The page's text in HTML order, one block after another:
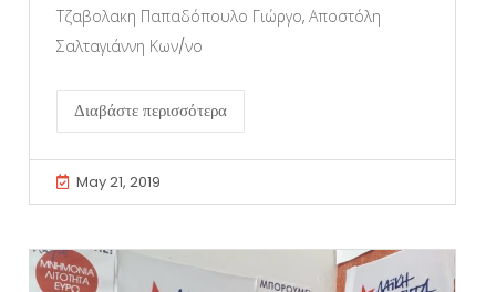
Τζαβολακη Παπαδόπουλο Γιώργο, Αποστόλη
Σαλταγιάννη Κων/νο
Διαβάστε περισσότερα
May 21, 2019